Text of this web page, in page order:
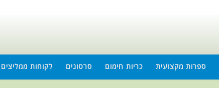
ספרות מקצועית כריות חימום סרטונים לקוחות ממליצים